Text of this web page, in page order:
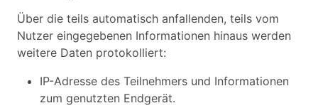
Über die teils automatisch anfallenden, teils vom
Nutzer eingegebenen Informationen hinaus werden
weitere Daten protokolliert:
IP-Adresse des Teilnehmers und Informationen
zum genutzten Endgerät.